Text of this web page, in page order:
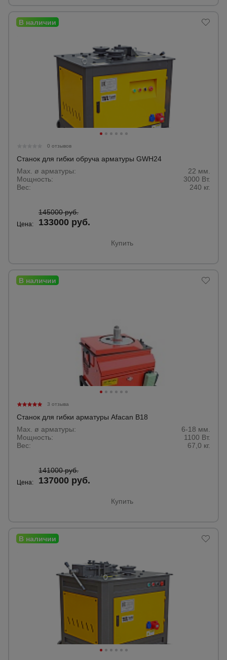
0 отзывов
Станок для гибки обруча арматуры GWH24
Max. ø арматуры:
22 мм.
Мощность:
3000 Вт.
Вес:
240 кг.
Цена:
145000 руб.
133000 руб.
Купить
3 отзыва
Станок для гибки арматуры Afacan B18
Max. ø арматуры:
6-18 мм.
Мощность:
1100 Вт.
Вес:
67,0 кг.
Цена:
141000 руб.
137000 руб.
Купить